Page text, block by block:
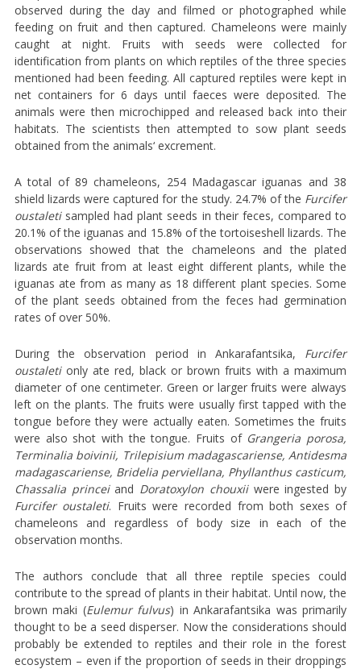
observed during the day and filmed or photographed while
feeding on fruit and then captured. Chameleons were mainly
caught at night. Fruits with seeds were collected for
identification from plants on which reptiles of the three species
mentioned had been feeding. All captured reptiles were kept in
net containers for 6 days until faeces were deposited. The
animals were then microchipped and released back into their
habitats. The scientists then attempted to sow plant seeds
obtained from the animals‘ excrement.
A total of 89 chameleons, 254 Madagascar iguanas and 38
shield lizards were captured for the study. 24.7% of the Furcifer
oustaletisampled had plant seeds in their feces, compared to
20.1% of the iguanas and 15.8% of the tortoiseshell lizards. The
observations showed that the chameleons and the plated
lizards ate fruit from at least eight different plants, while the
iguanas ate from as many as 18 different plant species. Some
of the plant seeds obtained from the feces had germination
rates of over 50%.
During the observation period in Ankarafantsika, Furcifer
oustaletionly ate red, black or brown fruits with a maximum
diameter of one centimeter. Green or larger fruits were always
left on the plants. The fruits were usually first tapped with the
tongue before they were actually eaten. Sometimes the fruits
were also shot with the tongue. Fruits of Grangeria porosa,
Terminalia boivinii, Trilepisium madagascariense, Antidesma
madagascariense, Bridelia perviellana, Phyllanthus casticum,
Chassalia princeiand Doratoxylon chouxiiwere ingested by
Furcifer oustaleti. Fruits were recorded from both sexes of
chameleons and regardless of body size in each of the
observation months.
The authors conclude that all three reptile species could
contribute to the spread of plants in their habitat. Until now, the
brown maki (Eulemur fulvus) in Ankarafantsika was primarily
thought to be a seed disperser. Now the considerations should
probably be extended to reptiles and their role in the forest
ecosystem – even if the proportion of seeds in their droppings